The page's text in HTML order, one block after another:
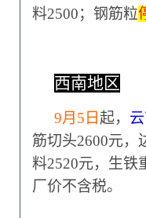
料2500；钢筋粒
西南地区
9月5日 起，
筋切头2600元，
料2520元，生铁
厂价不含税。